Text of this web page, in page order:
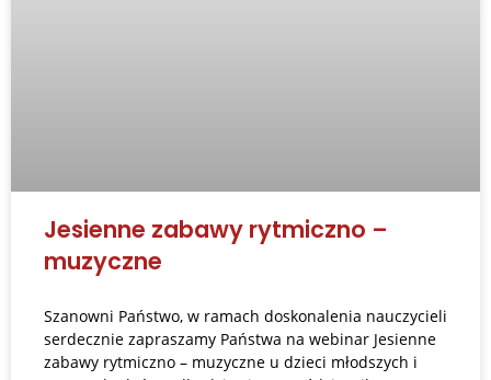
Jesienne zabawy rytmiczno –
muzyczne
Szanowni Państwo, w ramach doskonalenia nauczycieli
serdecznie zapraszamy Państwa na webinar Jesienne
zabawy rytmiczno – muzyczne u dzieci młodszych i